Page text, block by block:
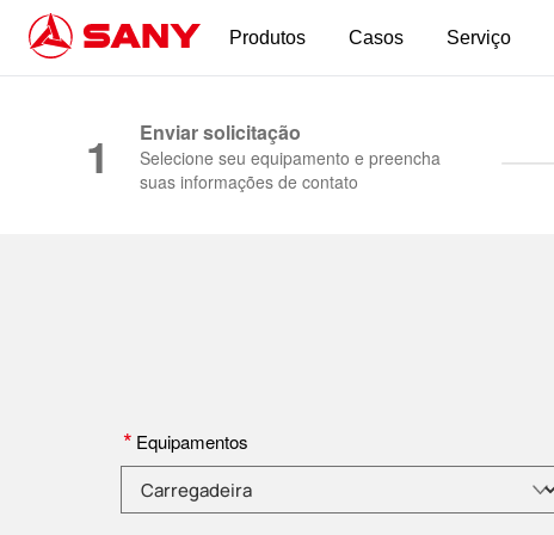
Produtos Casos Serviço
1 Enviar solicitação
Selecione seu equipamento e preencha
suas informações de contato
* Equipamentos